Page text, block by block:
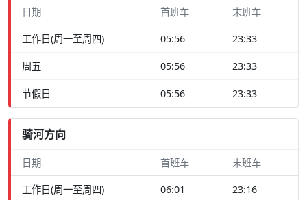
日期 首班车 末班车
工作日(周一至周四) 05:56 23:33
周五 05:56 23:33
节假日 05:56 23:33
骑河方向
日期 首班车 末班车
工作日(周一至周四) 06:01 23:16